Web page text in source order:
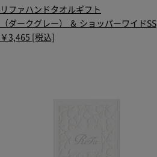
リファハンドタオルギフト
（ダークグレー） ＆ ショッパーワイドSS
￥3,465 [税込]